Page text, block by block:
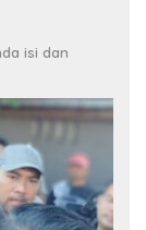
isi dan